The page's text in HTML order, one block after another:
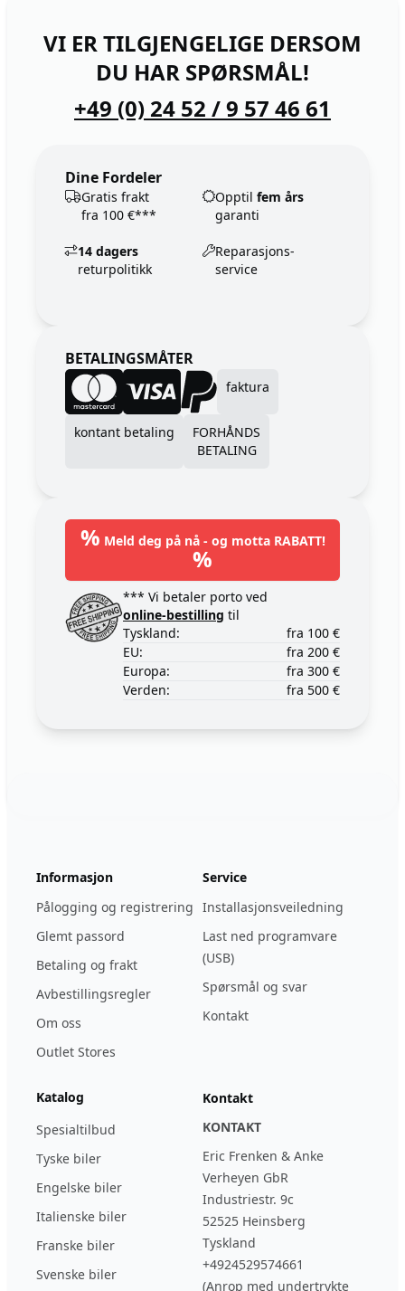
VI ER TILGJENGELIGE DERSOM
DU HAR SPØRSMÅL!
+49 (0) 24 52 / 9 57 46 61
Dine Fordeler
Gratis frakt
fra 100 €***
Opptil fem års
garanti
14 dagers
returpolitikk
Reparasjons-
service
BETALINGSMÅTER
faktura
kontant betaling
FORHÅNDS
BETALING
% Meld deg på nå - og motta RABATT!
%
*** Vi betaler porto ved
online-bestilling til
Tyskland:
fra 100 €
EU:
fra 200 €
Europa:
fra 300 €
Verden:
fra 500 €
Informasjon
Pålogging og registrering
Glemt passord
Betaling og frakt
Avbestillingsregler
Om oss
Outlet Stores
Service
Installasjonsveiledning
Last ned programvare
(USB)
Spørsmål og svar
Kontakt
Katalog
Spesialtilbud
Tyske biler
Engelske biler
Italienske biler
Franske biler
Svenske biler
Kontakt
KONTAKT
Eric Frenken & Anke
Verheyen GbR
Industriestr. 9c
52525 Heinsberg
Tyskland
+4924529574661
(Anrop med undertrykte